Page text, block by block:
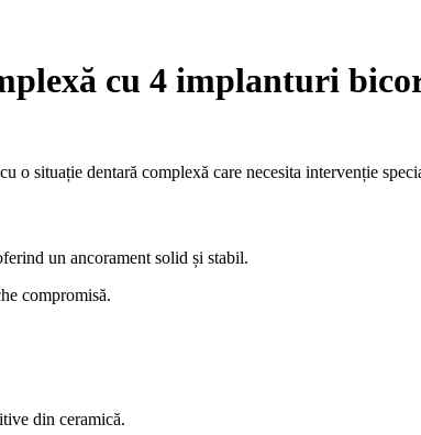
cu 4 implanturi
o situație dentară complexă care necesita intervenție
un ancorament solid și stabil.
compromisă.
din ceramică.